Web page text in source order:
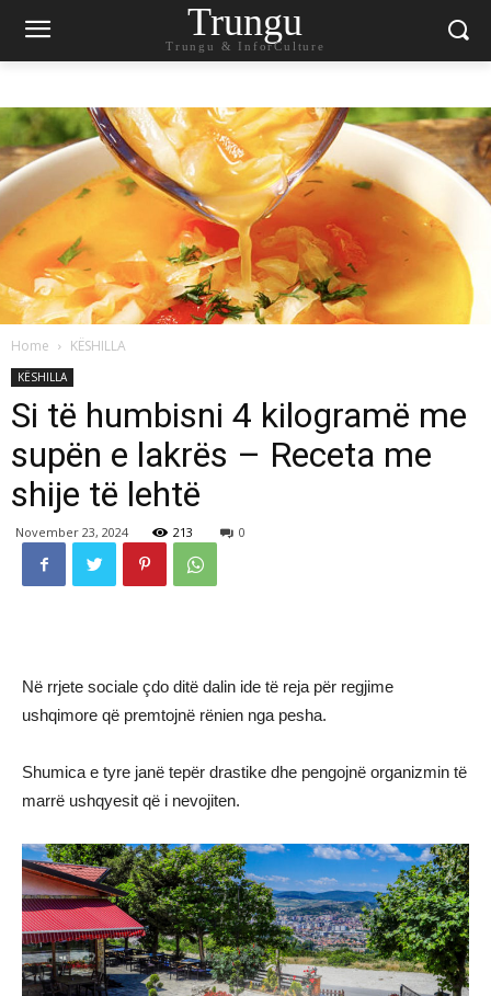
Trungu
Trungu & InforCulture
Home KËSHILLA
KËSHILLA
Si të humbisni 4 kilogramë me
supën e lakrës – Receta me
shije të lehtë
November 23, 2024 213 0
Në rrjete sociale çdo ditë dalin ide të reja për regjime
ushqimore që premtojnë rënien nga pesha.
Shumica e tyre janë tepër drastike dhe pengojnë organizmin të
marrë ushqyesit që i nevojiten.